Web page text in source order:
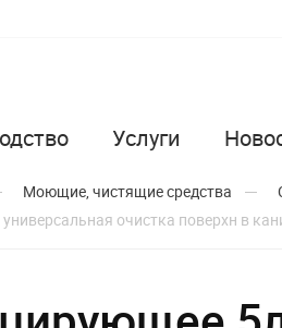
Услуги
Моющие, чистящие средства
очистка поверхн в